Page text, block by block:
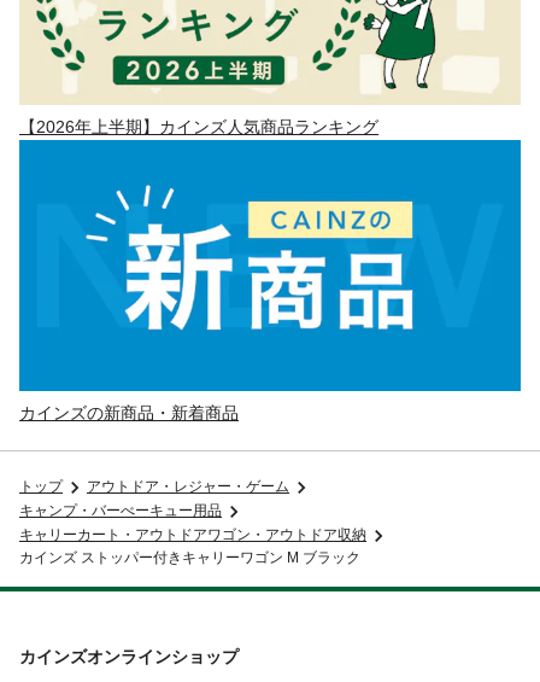
【2026年上半期】カインズ人気商品ランキング
カインズの新商品・新着商品
トップ
アウトドア・レジャー・ゲーム
キャンプ・バーべーキュー用品
キャリーカート・アウトドアワゴン・アウトドア収納
カインズ ストッパー付きキャリーワゴン M ブラック
カインズオンラインショップ